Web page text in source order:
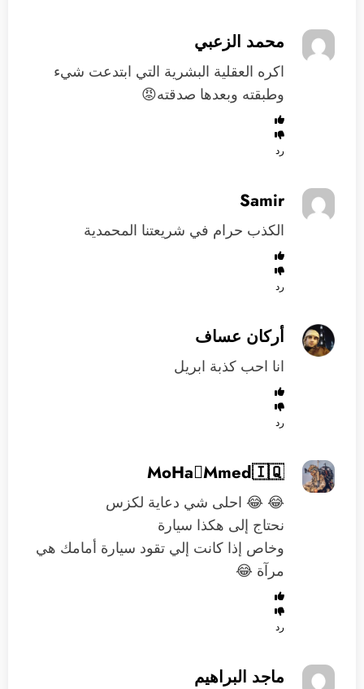
محمد الزعبي
اكره العقلية البشرية التي ابتدعت شيء
وطبقته وبعدها صدقته😡
رد
Samir
الكذب حرام في شريعتنا المحمدية
رد
أركان عساف
انا احب كذبة ابريل
رد
MoHaMmed🇮🇶
😂 😂 احلى شي دعاية لكزس
نحتاج إلى هكذا سيارة
وخاص إذا كانت إلي تقود سيارة أمامك هي
مرآة 😂
رد
ماجد البراهيم